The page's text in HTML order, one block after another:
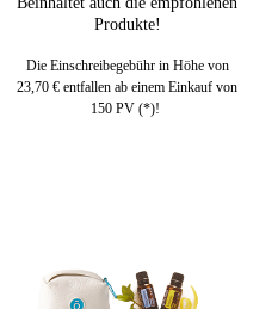
Produkte!
Die Einschreibegebühr in Höhe von
23,70 € entfallen ab einem Einkauf von
150 PV (*)!